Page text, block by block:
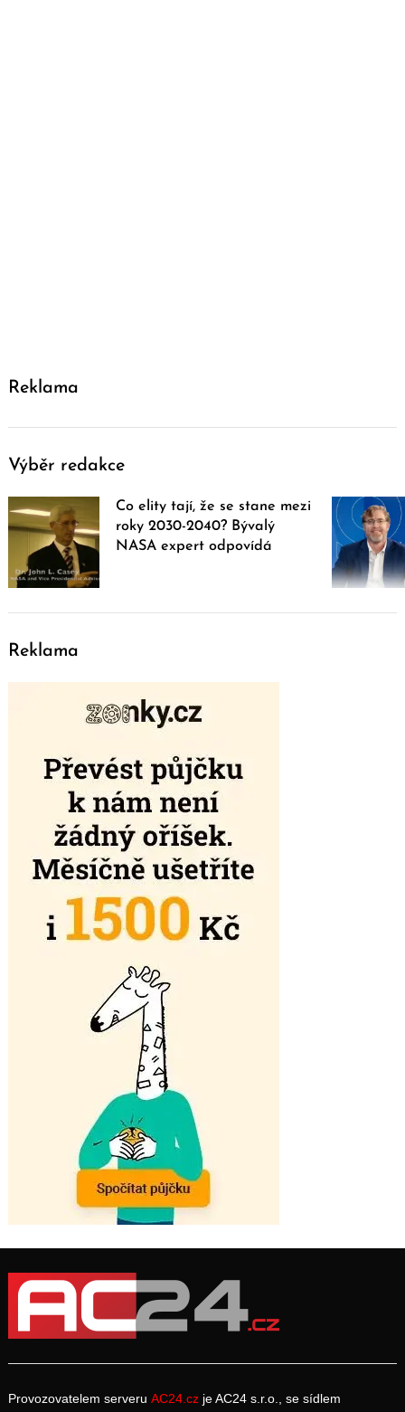
Reklama
Výběr redakce
Co elity tají, že se stane mezi
roky 2030-2040? Bývalý
NASA expert odpovídá
Reklama
Provozovatelem serveru AC24.cz je AC24 s.r.o., se sídlem